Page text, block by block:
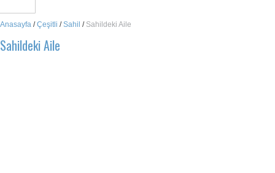
Anasayfa /Çeşitli /Sahil / Sahildeki Aile
Sahildeki Aile